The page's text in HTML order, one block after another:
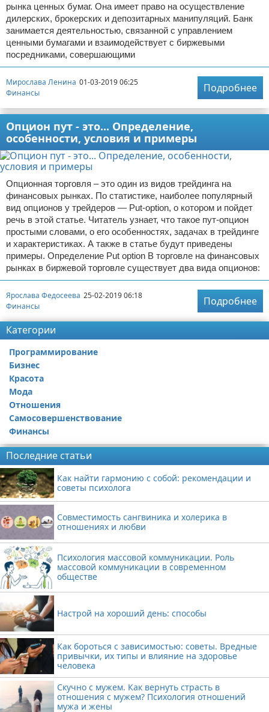
рынка ценных бумаг. Она имеет право на осуществление
дилерских, брокерских и депозитарных манипуляций. Банк
занимается деятельностью, связанной с управлением
ценными бумагами и взаимодействует с биржевыми
посредниками, совершающими
Мирослава Ленина 01-03-2019 06:25
Финансы
Подробнее
Опцион пут - это... Определение,
особенности, условия и примеры
Опционная торговля – это один из видов трейдинга на
финансовых рынках. По статистике, наиболее популярный
вид опционов у трейдеров — Put-option, о котором и пойдет
речь в этой статье. Читатель узнает, что такое пут-опцион
простыми словами, о его особенностях, задачах в трейдинге
и характеристиках. А также в статье будут приведены
примеры. Определение Put option В торговле на финансовых
рынках в биржевой торговле существует два вида опционов:
Ярослава Федосеева 25-02-2019 06:18
Финансы
Подробнее
Категории
Программирование
Бизнес
Красота
Мода
Отношения
Самосовершенствование
Финансы
Последние статьи
Как найти гармонию с собой: рекомендации и
советы психолога
Совместимость сангвиника и холерика в
отношениях и любви
Психология массовой коммуникации. Роль
массовой коммуникации в современном
обществе
Настрой на хороший день: способы
Как бороться с зависимостью: советы. Вредные
привычки, их типы и влияние на здоровье
человека
Скучно с мужем. Как вернуть страсть в
отношения с мужем? Психология отношений
мужа и жены